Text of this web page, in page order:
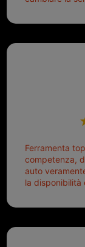
mette di buon
lo consiglio a
onesto
un punto di
Ferramenta
competenza,
auto
la disponibilità